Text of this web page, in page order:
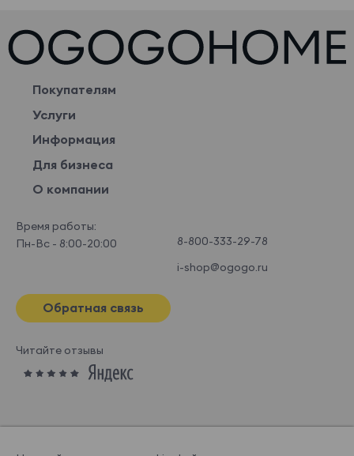
Покупателям
Услуги
Информация
Для бизнеса
О компании
Время работы:
Пн-Вс - 8:00-20:00
8-800-333-29-78
i-shop@ogogo.ru
Обратная связь
Читайте отзывы